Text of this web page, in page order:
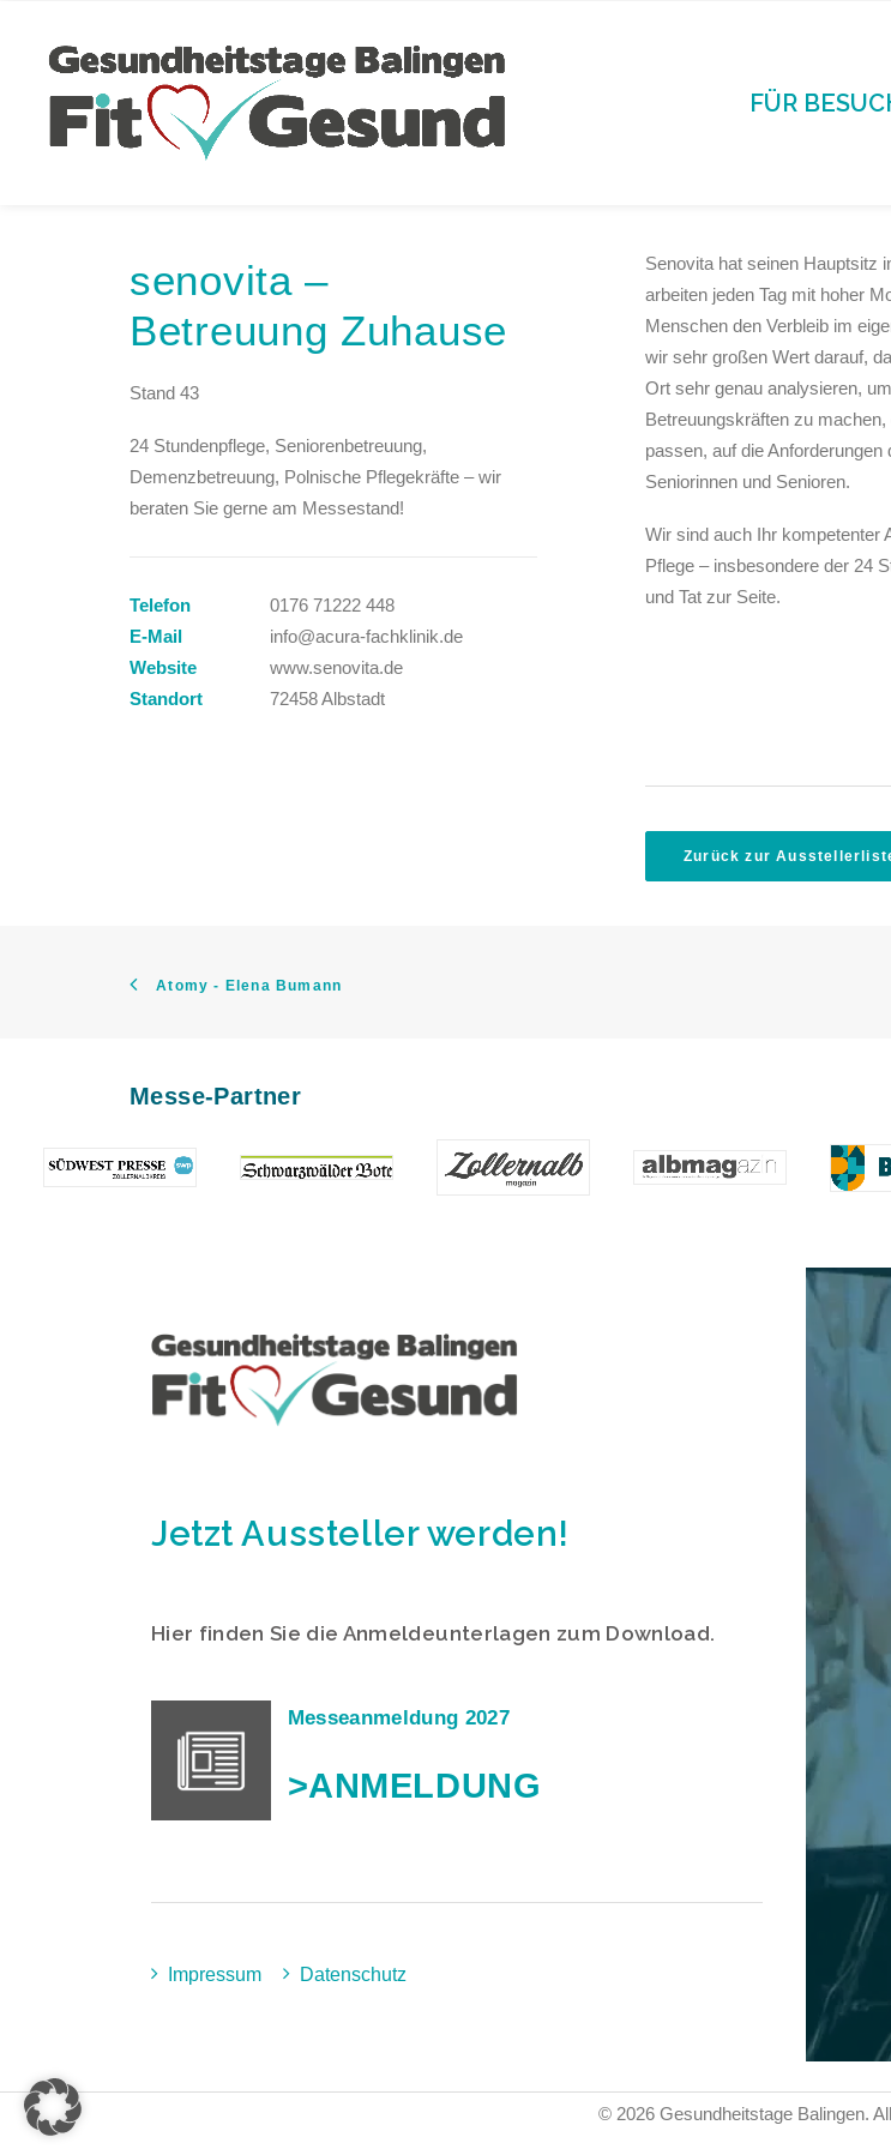
FÜR
senovita –
Betreuung Zuhause
Stand 43
24 Stundenpflege, Seniorenbetreuung,
Demenzbetreuung, Polnische Pflegekräfte – wir
beraten Sie gerne am Messestand!
Telefon
0176 71222 448
E-Mail
info@acura-fachklinik.de
Website
www.senovita.de
Standort
72458 Albstadt
Senovita hat seinen Hauptsitz
arbeiten jeden Tag mit hoher
Menschen den Verbleib im
wir sehr großen Wert darauf,
Ort sehr genau analysieren,
Betreuungskräften zu
passen, auf die
Seniorinnen und Senioren.
Wir sind auch Ihr kompetenter
Pflege – insbesondere der 24
und Tat zur Seite.
Zurück zur
Atomy - Elena Bumann
Messe-Partner
Jetzt Aussteller werden!
Hier finden Sie die Anmeldeunterlagen zum Download.
Messeanmeldung 2027
>ANMELDUNG
Impressum Datenschutz
© 2026 Gesundheitstage Balingen.